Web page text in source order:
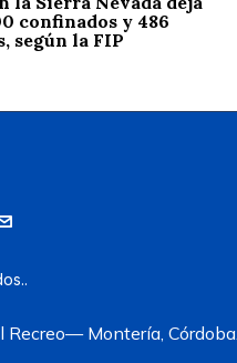
confinados y 486
según la FIP
.
Montería, Córdoba.